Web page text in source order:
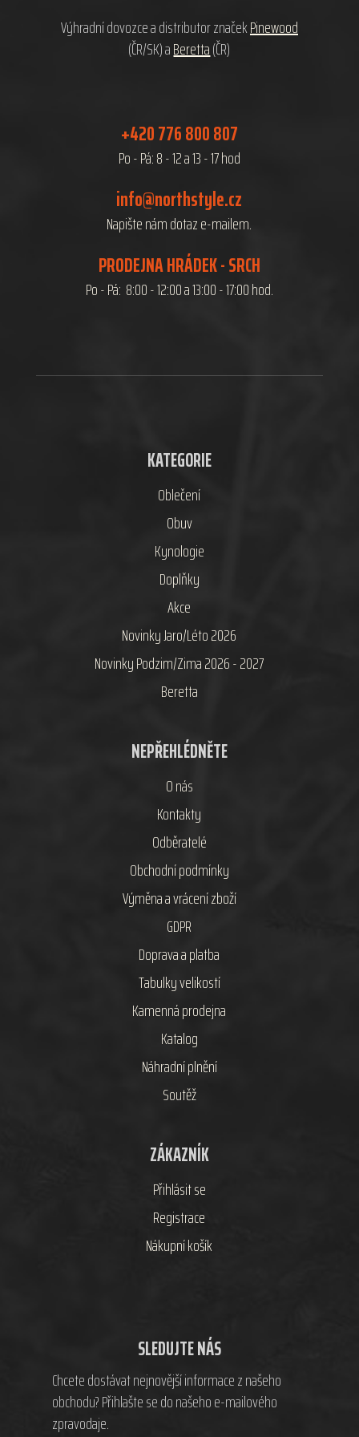
Výhradní dovozce a distributor značekPinewood
(ČR/SK) aBeretta(ČR)
+420 776 800 807
Po - Pá: 8 - 12 a 13 - 17 hod
info@northstyle.cz
Napište nám dotaz e-mailem.
PRODEJNA HRÁDEK - SRCH
Po - Pá: 8:00 - 12:00 a 13:00 - 17:00 hod.
KATEGORIE
Oblečení
Obuv
Kynologie
Doplňky
Akce
Novinky Jaro/Léto 2026
Novinky Podzim/Zima 2026 - 2027
Beretta
NEPŘEHLÉDNĚTE
O nás
Kontakty
Odběratelé
Obchodní podmínky
Výměna a vrácení zboží
GDPR
Doprava a platba
Tabulky velikostí
Kamenná prodejna
Katalog
Náhradní plnění
Soutěž
ZÁKAZNÍK
Přihlásit se
Registrace
Nákupní košík
SLEDUJTE NÁS
Chcete dostávat nejnovější informace z našeho
obchodu? Přihlašte se do našeho e-mailového
zpravodaje.